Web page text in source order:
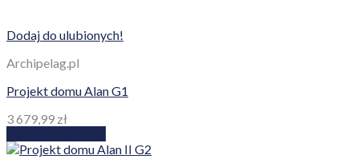
Dodaj do ulubionych!
Archipelag.pl
Projekt domu Alan G1
3 679,99 zł